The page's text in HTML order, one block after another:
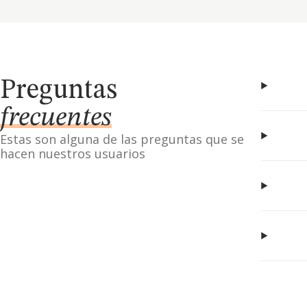
Preguntas
frecuentes
Estas son alguna de las preguntas que se
hacen nuestros usuarios